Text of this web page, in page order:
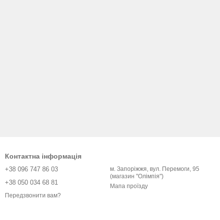
Контактна інформація
+38 096 747 86 03
+38 050 034 68 81
Передзвонити вам?
м. Запоріжжя, вул. Перемоги, 95
(магазин "Олімпія")
Мапа проїзду